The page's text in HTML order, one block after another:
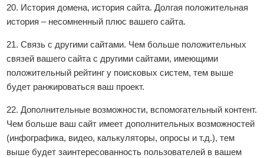
20. История домена, история сайта. Долгая положительная
история – несомненный плюс вашего сайта.
21. Связь с другими сайтами. Чем больше положительных
связей вашего сайта с другими сайтами, имеющими
положительный рейтинг у поисковых систем, тем выше
будет ранжироваться ваш проект.
22. Дополнительные возможности, вспомогательный контент.
Чем больше ваш сайт имеет дополнительных возможностей
(инфографика, видео, калькуляторы, опросы и т.д.), тем
выше будет заинтересованность пользователей в вашем